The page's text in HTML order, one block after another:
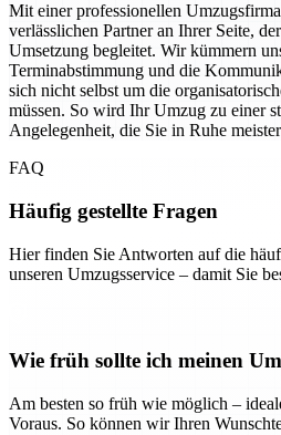
Mit einer professionellen
verlässlichen Partner an Ihrer Seite,
Umsetzung begleitet. Wir kümmern
Terminabstimmung und die
sich nicht selbst um die
müssen. So wird Ihr Umzug zu einer
Angelegenheit, die Sie in Ruhe
FAQ
Häufig gestellte Fragen
Hier finden Sie Antworten auf die
unseren Umzugsservice – damit Sie
Wie früh sollte ich meinen
Am besten so früh wie möglich –
Voraus. So können wir Ihren